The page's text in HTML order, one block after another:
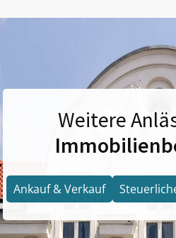
Weitere
Ankauf & Verkauf